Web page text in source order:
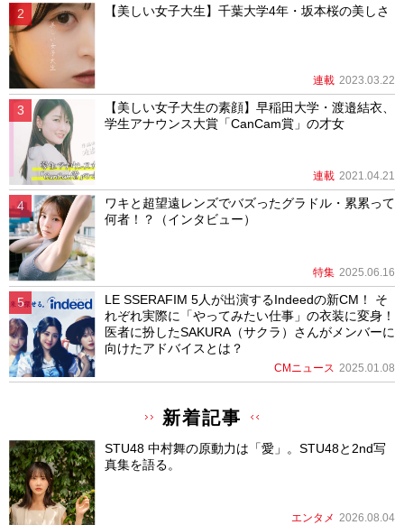
【美しい女子大生】千葉大学4年・坂本桜の美しさ
連載 2023.03.22
【美しい女子大生の素顔】早稲田大学・渡邉結衣、
学生アナウンス大賞「CanCam賞」の才女
連載 2021.04.21
ワキと超望遠レンズでバズったグラドル・累累って
何者！？（インタビュー）
特集 2025.06.16
LE SSERAFIM 5人が出演するIndeedの新CM！ そ
れぞれ実際に「やってみたい仕事」の衣装に変身！
医者に扮したSAKURA（サクラ）さんがメンバーに
向けたアドバイスとは？
CMニュース 2025.01.08
新着記事
STU48 中村舞の原動力は「愛」。STU48と2nd写
真集を語る。
エンタメ 2026.08.04